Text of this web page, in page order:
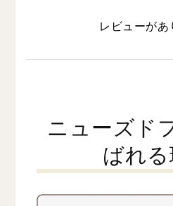
レビューがあ
ニューズド
ばれ